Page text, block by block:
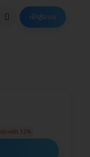
เข้าสู่ระบบ
ประหยัด 12%